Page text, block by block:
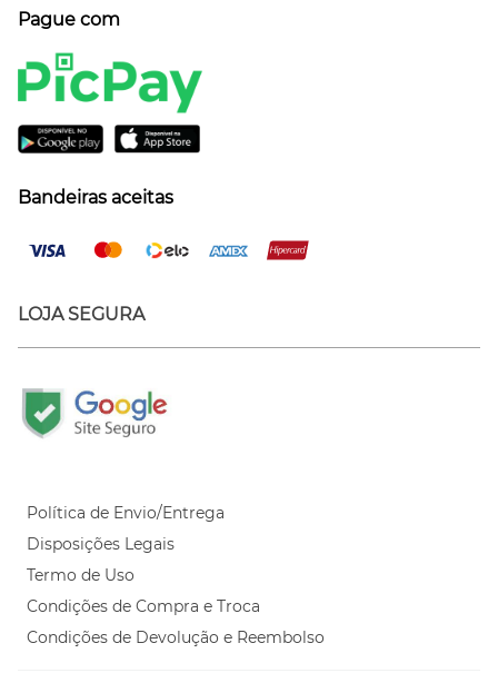
Pague com
Bandeiras aceitas
LOJA SEGURA
Política de Envio/Entrega
Disposições Legais
Termo de Uso
Condições de Compra e Troca
Condições de Devolução e Reembolso